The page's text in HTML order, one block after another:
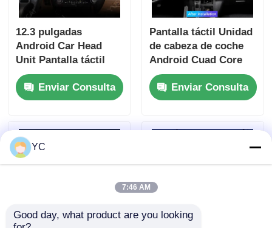
12.3 pulgadas
Android Car Head
Unit Pantalla táctil
7862s Android
Jugador para el
Dominador Prado
Enviar Consulta
Pantalla táctil Unidad
de cabeza de coche
Android Cuad Core
Universal Car DVD
Player 12.3 pulgadas
Para Mitsubishi
Enviar Consulta
YC
7:46 AM
Good day, what product are you looking